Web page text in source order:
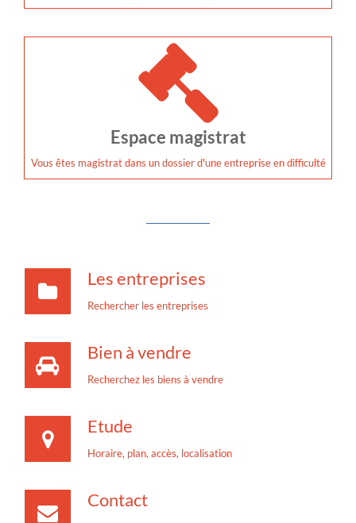
Espace magistrat
Vous êtes magistrat dans un dossier d'une entreprise en difficulté
Les entreprises
Rechercher les entreprises
Bien à vendre
Recherchez les biens à vendre
Etude
Horaire, plan, accès, localisation
Contact